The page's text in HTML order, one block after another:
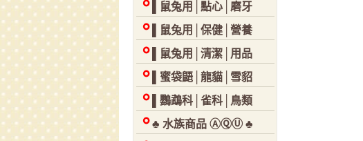
▌鼠兔用│點心│磨牙
▌鼠兔用│保健│營養
▌鼠兔用│清潔│用品
▌蜜袋鼯│龍貓│雪貂
▌鸚鵡科│雀科│鳥類
♣ 水族商品 ⒶⓆⓊ ♣